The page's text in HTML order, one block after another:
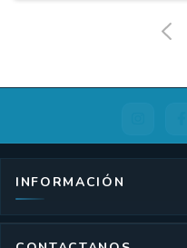
INFORMACIÓN